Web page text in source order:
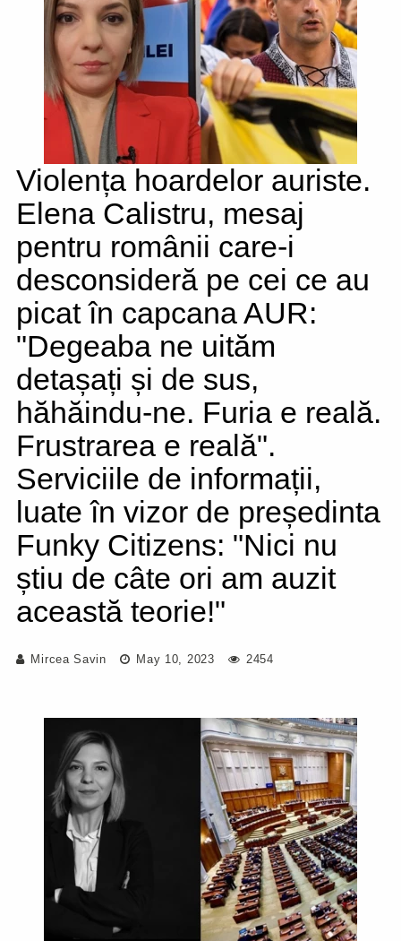
Violența hoardelor auriste.
Elena Calistru, mesaj
pentru românii care-i
desconsideră pe cei ce au
picat în capcana AUR:
"Degeaba ne uităm
detașați și de sus,
hăhăindu-ne. Furia e reală.
Frustrarea e reală".
Serviciile de informații,
luate în vizor de președinta
Funky Citizens: "Nici nu
știu de câte ori am auzit
această teorie!"
Mircea Savin May 10, 2023 2454